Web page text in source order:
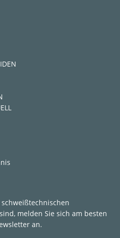
melden Sie sich am besten
an.